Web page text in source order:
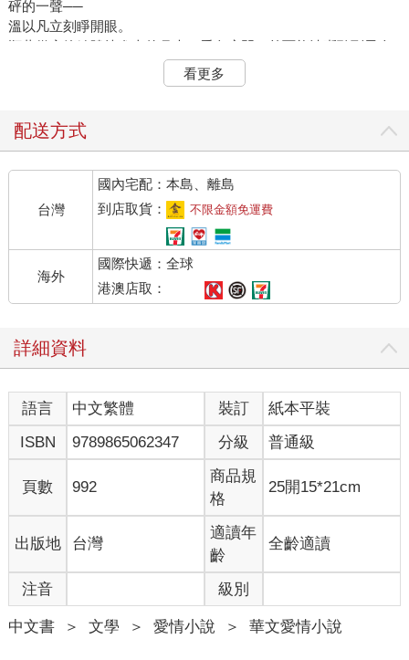
砰的一聲──
溫以凡立刻睜開眼。
醉酒時渾濁的嗓音，以及跌跌撞撞往另一個方向走的腳步聲。
之後是門被打開又關上的聲音，阻隔了大半的聲響。
直到徹底安靜下來後，溫以凡才放鬆了精神。
她抿抿唇，後知後覺地火大了。這週都第幾次了。
睡意一被打斷，溫以凡很難再入睡。她翻了個身，再度闔上眼，
百無聊賴地分出點精力去回憶剛剛的電影。
唔，好像是部鬼片？還是自以為能嚇到人的低成本爛片。
迷迷糊糊之際，溫以凡腦海莫名浮起電影裡的鬼臉。
三秒後，她猛地爬起來，打開床頭的檯燈。
整個後半夜，溫以凡都睡得不太安穩。半睡半醒間，總覺得旁邊
有張血淋淋的鬼臉正盯著她看。直到天徹底亮起來，她才勉強睡
去。
因為熬夜和睡眠不足，她的腦袋像被針刺到一般，細細密密地
痛。她有點煩躁，緩慢地拿起手機，按下接聽。
那頭響起從小到大的好友鐘思喬低低的聲音：「我晚點打給
妳。」
溫以凡的眼皮動了動，腦子當機了兩秒。
忽地打個電話來把她吵醒，這就算了，居然不是正片，還只是個
她的起床氣瞬間炸裂，脫口而出：「妳是不是存……」
拳頭像是打在棉花上，溫以凡睜眼，悶悶地洩了氣。又在床上躺
了一陣子，她拿起手機，看了一眼現在的時間。接近下午兩點
了。
溫以凡沒再賴床，抓了一件外套套上，爬出被窩，走進廁所。
溫以凡正在刷牙，手機再度響起來。她騰出手滑了一下螢幕，直
接點了擴音。
看更多
配送方式
台灣
國內宅配：本島、離島
到店取貨：
不限金額免運費
海外
國際快遞：全球
港澳店取：
詳細資料
語言 中文繁體 裝訂
紙本平裝
ISBN
9789865062347 分級 普通級
頁數 992
商品規
格
25開15*21cm
出版地 台灣
適讀年
齡
全齡適讀
注音 級別
中文書 ＞ 文學 ＞ 愛情小說 ＞ 華文愛情小說